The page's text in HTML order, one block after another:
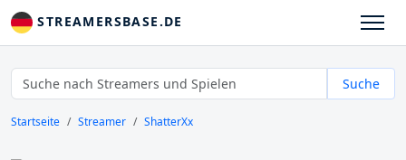
STREAMERSBASE.DE
Suche
Startseite Streamer ShatterXx